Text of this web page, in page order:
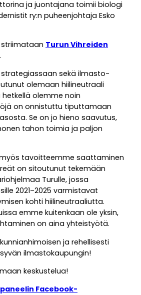
ja juontajana toimii biologi
ry:n puheenjohtaja Esko
Turun Vihreiden
.
strategiassaan sekä ilmasto-
olemaan hiilineutraali
hetkellä olemme noin
on onnistuttu tiputtamaan
Se on jo hieno saavutus,
tahon toimia ja paljon
tavoitteemme saattaminen
on sitoutunut tekemään
Turulle, jossa
2021–2025 varmistavat
kohti hiilineutraaliutta.
emme kuitenkaan ole yksin,
on aina yhteistyötä.
ja rehellisesti
ilmastokaupungin!
keskustelua!
Facebook-